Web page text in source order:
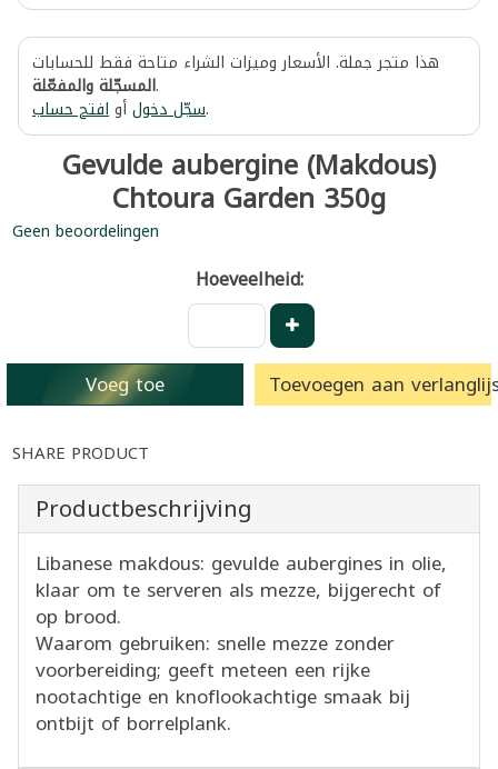
هذا متجر جملة. الأسعار وميزات الشراء متاحة فقط للحسابات
المسجّلة والمفعّلة.
سجّل دخولأوافتح حساب .
Gevulde aubergine (Makdous)
Chtoura Garden 350g
Geen beoordelingen
Hoeveelheid:
Voeg toe Toevoegen aan
SHARE PRODUCT
Productbeschrijving
Libanese makdous: gevulde aubergines in olie,
klaar om te serveren als mezze, bijgerecht of
op brood.
Waarom gebruiken: snelle mezze zonder
voorbereiding; geeft meteen een rijke
nootachtige en knoflookachtige smaak bij
ontbijt of borrelplank.